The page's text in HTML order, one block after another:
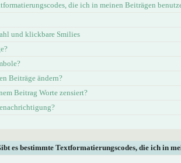
die ich in meinen Beiträgen
und klickbare Smilies
Beiträge ändern?
Beitrag Worte zensiert?
es bestimmte Textformatierungscodes, die ich in